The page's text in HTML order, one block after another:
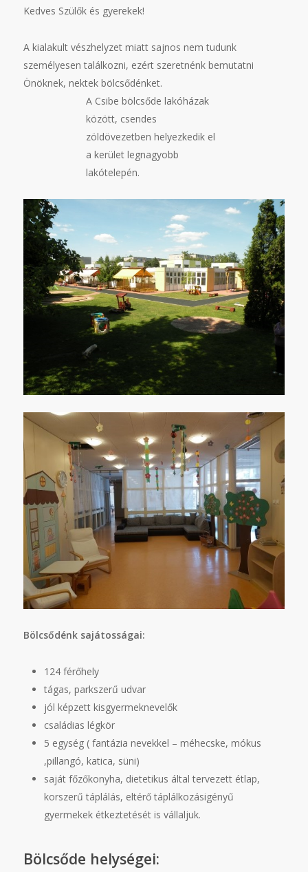
Kedves Szülők és gyerekek!
A kialakult vészhelyzet miatt sajnos nem tudunk
személyesen találkozni, ezért szeretnénk bemutatni
Önöknek, nektek bölcsődénket.
A Csibe bölcsőde lakóházak
között, csendes
zöldövezetben helyezkedik el
a kerület legnagyobb
lakótelepén.
Bölcsődénk sajátosságai:
124 férőhely
tágas, parkszerű udvar
jól képzett kisgyermeknevelők
családias légkör
5 egység ( fantázia nevekkel – méhecske, mókus
,pillangó, katica, süni)
saját főzőkonyha, dietetikus által tervezett étlap,
korszerű táplálás, eltérő táplálkozásigényű
gyermekek étkeztetését is vállaljuk.
Bölcsőde helységei: